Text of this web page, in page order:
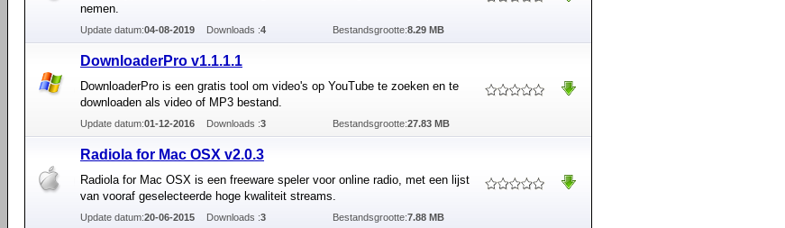
nemen.
Update datum:04-08-2019 Downloads :4 Bestandsgrootte:8.29 MB
DownloaderPro v1.1.1.1
DownloaderPro is een gratis tool om video's op YouTube te zoeken en te
downloaden als video of MP3 bestand.
Update datum:01-12-2016 Downloads :3 Bestandsgrootte:27.83 MB
Radiola for Mac OSX v2.0.3
Radiola for Mac OSX is een freeware speler voor online radio, met een lijst
van vooraf geselecteerde hoge kwaliteit streams.
Update datum:20-06-2015 Downloads :3 Bestandsgrootte:7.88 MB